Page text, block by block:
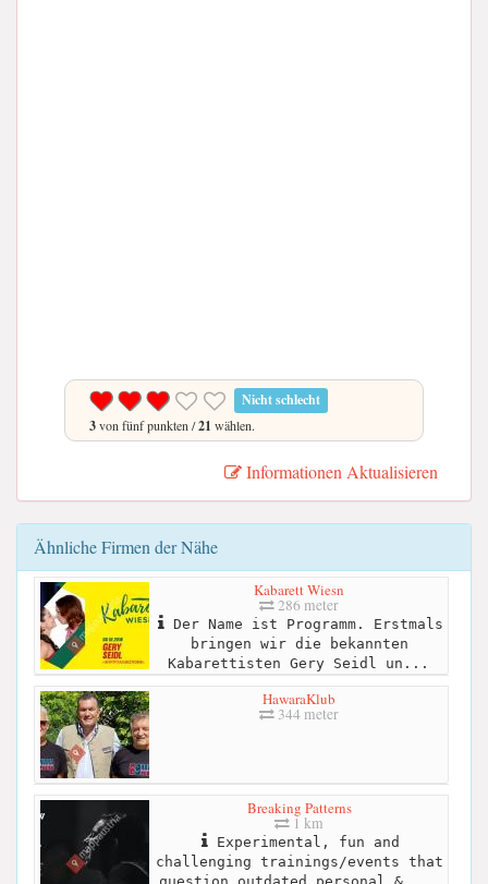
Nicht schlecht
3von fünf punkten /21 wählen.
Informationen Aktualisieren
Ähnliche Firmen der Nähe
Kabarett Wiesn
286 meter
Der Name ist Programm. Erstmals
bringen wir die bekannten
Kabarettisten Gery Seidl un...
HawaraKlub
344 meter
Breaking Patterns
1 km
Experimental, fun and
challenging trainings/events that